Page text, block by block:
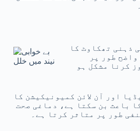
نیند میں خلل
ذہنی تھکاوٹ کا
طور پر
کرنا مشکل ہو
اور آن لائن کمیونیکیشن کا
باعث بن سکتا ہے، دماغی صحت
طور پر متاثر کرتا ہے۔